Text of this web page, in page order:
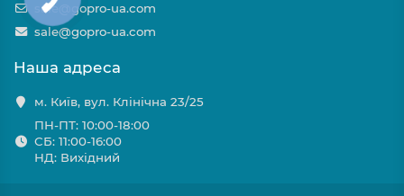
sale@gopro-ua.com
sale@gopro-ua.com
Наша адреса
м. Київ, вул. Клінічна 23/25
ПН-ПТ: 10:00-18:00
СБ: 11:00-16:00
НД: Вихідний